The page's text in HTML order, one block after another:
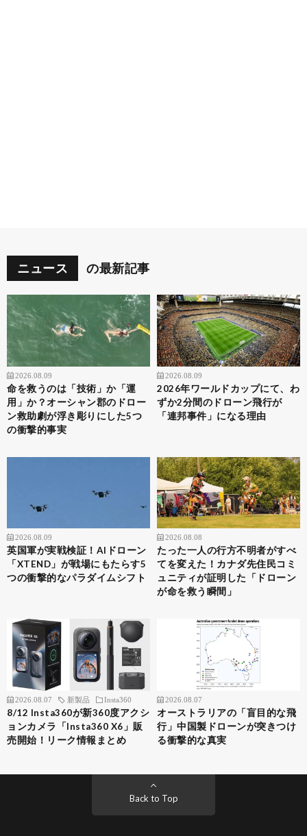
ニュース の最新記事
2026.08.09
命を救うのは「技術」か「運
用」か？オーシャン郡のドロー
ン救助劇が浮き彫りにした5つ
の衝撃的事実
2026.08.09
2026年ワールドカップにて、わ
ずか2分間のドローン飛行が
「連邦事件」になる理由
2026.08.09
英国軍が実戦検証！AIドローン
「XTEND」が戦場にもたらす5
つの衝撃的なパラダイムシフト
2026.08.08
たった一人の行方不明者がすべ
てを変えた！カナダ先住民コミ
ュニティが証明した「ドローン
が命を救う瞬間」
2026.08.07 新製品 Insta360
8/12 Insta360が新360度アクシ
ョンカメラ「Insta360 X6」販
売開始！リーク情報まとめ
2026.08.07
オーストラリアの「盲目的な飛
行」中国製ドローンが突きつけ
る衝撃的な真実
Back to Top